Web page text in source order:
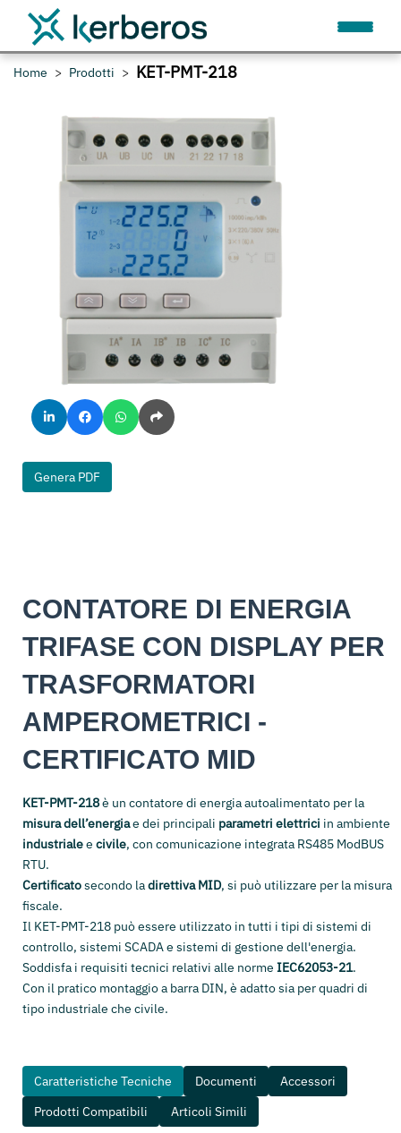
Home Prodotti KET-PMT-218
Genera PDF
CONTATORE DI ENERGIA
TRIFASE CON DISPLAY PER
TRASFORMATORI
AMPEROMETRICI -
CERTIFICATO MID
KET-PMT-218è un contatore di energia autoalimentato per la
misura dell’energiae dei principali parametri elettrici in ambiente
industrialee civile, con comunicazione integrata RS485 ModBUS
RTU.
Certificatosecondo ladirettiva MID, si può utilizzare per la misura
fiscale.
Il KET-PMT-218 può essere utilizzato in tutti i tipi di sistemi di
controllo, sistemi SCADA e sistemi di gestione dell'energia.
Soddisfa i requisiti tecnici relativi alle norme IEC62053-21.
Con il pratico montaggio a barra DIN, è adatto sia per quadri di
tipo industriale che civile.
Caratteristiche Tecniche Documenti
Accessori
Prodotti Compatibili
Articoli Simili